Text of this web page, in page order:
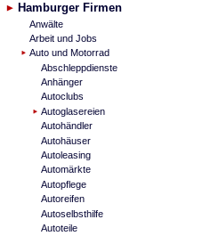
Hamburger Firmen
Anwälte
Arbeit und Jobs
Auto und Motorrad
Abschleppdienste
Anhänger
Autoclubs
Autoglasereien
Autohändler
Autohäuser
Autoleasing
Automärkte
Autopflege
Autoreifen
Autoselbsthilfe
Autoteile